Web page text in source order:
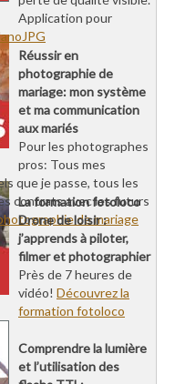
Application pour
Réussir en
photographie de
mariage: mon système
et ma communication
aux mariés
Pour les photographes
pros: Tous mes
que je passe, tous les
contrats avec les futurs
de mariage
La formation fotoloco
Drone de loisir :
j’apprends à piloter,
filmer et photographier
Près de 7 heures de
vidéo! Découvrez la
formation fotoloco
Comprendre la lumière
et l’utilisation des